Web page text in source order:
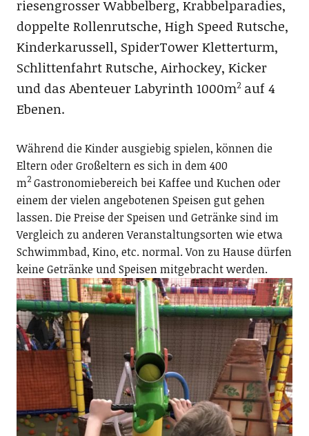
riesengrosser Wabbelberg, Krabbelparadies,
doppelte Rollenrutsche, High Speed Rutsche,
Kinderkarussell, SpiderTower Kletterturm,
Schlittenfahrt Rutsche, Airhockey, Kicker
und das Abenteuer Labyrinth 1000m2auf 4
Ebenen.
Während die Kinder ausgiebig spielen, können die
Eltern oder Großeltern es sich in dem 400
m2Gastronomiebereich bei Kaffee und Kuchen oder
einem der vielen angebotenen Speisen gut gehen
lassen. Die Preise der Speisen und Getränke sind im
Vergleich zu anderen Veranstaltungsorten wie etwa
Schwimmbad, Kino, etc. normal. Von zu Hause dürfen
keine Getränke und Speisen mitgebracht werden.